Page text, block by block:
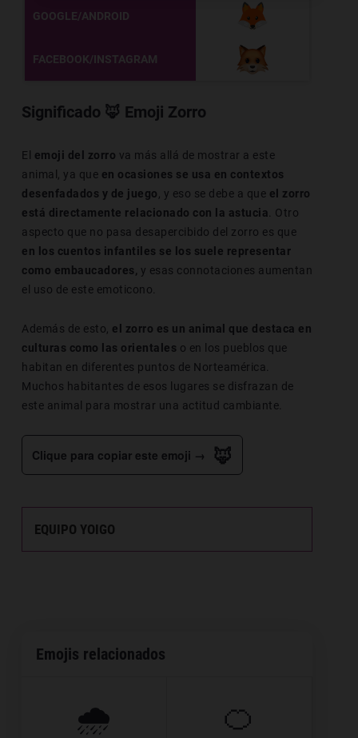
GOOGLE/ANDROID
FACEBOOK/INSTAGRAM
Significado 🦊 Emoji Zorro
El emoji del zorro va más allá de mostrar a este
animal, ya que en ocasiones se usa en contextos
desenfadados y de juego , y eso se debe a que el zorro
está directamente relacionado con la astucia . Otro
aspecto que no pasa desapercibido del zorro es que
en los cuentos infantiles se los suele representar
como embaucadores,
y esas connotaciones aumentan
el uso de este emoticono.
Además de esto, el zorro es un animal que destaca en
culturas como las orientales o en los pueblos que
habitan en diferentes puntos de Norteamérica.
Muchos habitantes de esos lugares se disfrazan de
este animal para mostrar una actitud cambiante.
Clique para copiar este emoji → 🦊
EQUIPO YOIGO
Emojis relacionados
🌧️ 🍊